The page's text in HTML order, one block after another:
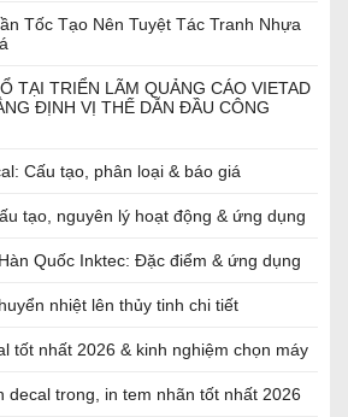
Tốc Tạo Nên Tuyệt Tác Tranh Nhựa
TẠI TRIỂN LÃM QUẢNG CÁO VIETAD
ĐỊNH VỊ THẾ DẪN ĐẦU CÔNG
Cấu tạo, phân loại & báo giá
tạo, nguyên lý hoạt động & ứng dụng
Quốc Inktec: Đặc điểm & ứng dụng
nhiệt lên thủy tinh chi tiết
tốt nhất 2026 & kinh nghiệm chọn máy
decal trong, in tem nhãn tốt nhất 2026